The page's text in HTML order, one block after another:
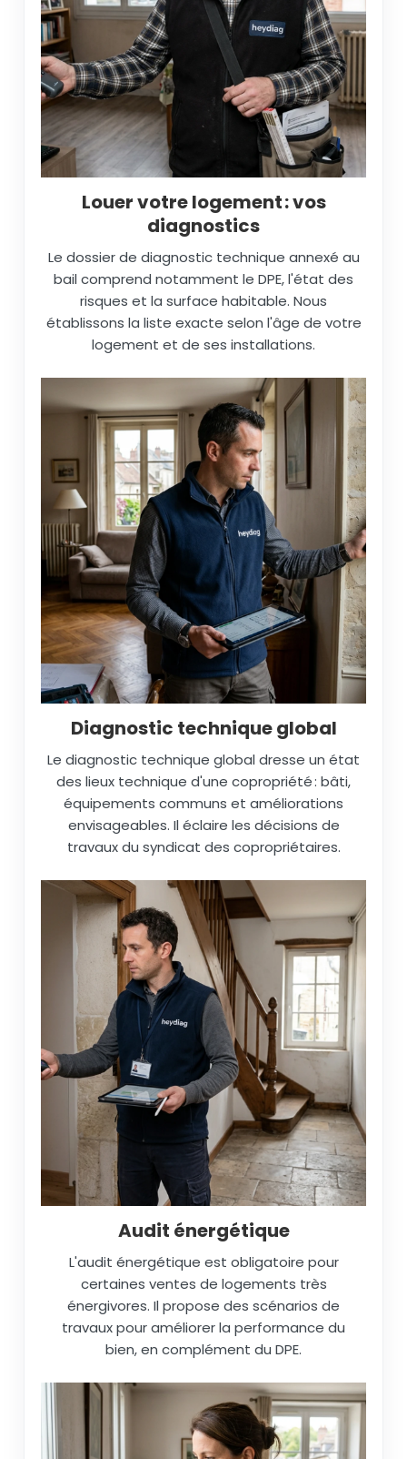
Louer votre logement : vos
diagnostics
Le dossier de diagnostic technique annexé au
bail comprend notamment le DPE, l'état des
risques et la surface habitable. Nous
établissons la liste exacte selon l'âge de votre
logement et de ses installations.
Diagnostic technique global
Le diagnostic technique global dresse un état
des lieux technique d'une copropriété : bâti,
équipements communs et améliorations
envisageables. Il éclaire les décisions de
travaux du syndicat des copropriétaires.
Audit énergétique
L'audit énergétique est obligatoire pour
certaines ventes de logements très
énergivores. Il propose des scénarios de
travaux pour améliorer la performance du
bien, en complément du DPE.